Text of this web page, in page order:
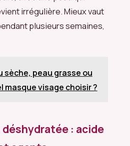
irrégulière. Mieux vaut
plusieurs semaines,
sèche, peau grasse ou
masque visage choisir ?
déshydratée : acide